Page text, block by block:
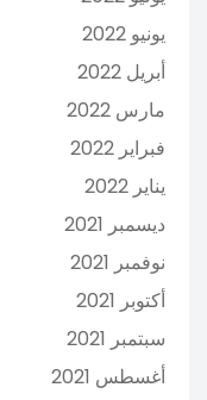
يونيو 2022
أبريل 2022
مارس 2022
فبراير 2022
يناير 2022
ديسمبر 2021
نوفمبر 2021
أكتوبر 2021
سبتمبر 2021
أغسطس 2021